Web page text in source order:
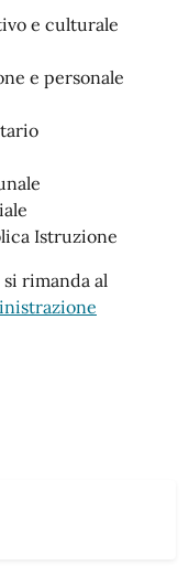
e culturale
e personale
Istruzione
rimanda al